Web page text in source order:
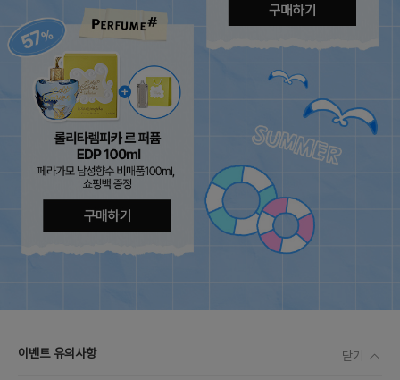
이벤트 유의사항 닫기